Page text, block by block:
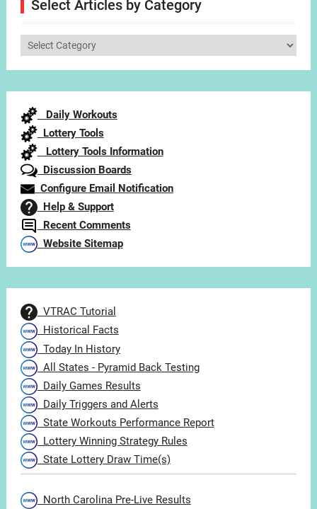
Select Articles by Category
Select
Daily Workouts
Lottery Tools
Lottery Tools Information
Discussion Boards
Configure Email Notification
Help & Support
Recent Comments
Website Sitemap
VTRAC Tutorial
Historical Facts
Today In History
All States - Pyramid Back Testing
Daily Games Results
Daily Triggers and Alerts
State Workouts Performance Report
Lottery Winning Strategy Rules
State Lottery Draw Time(s)
North Carolina Pre-Live Results